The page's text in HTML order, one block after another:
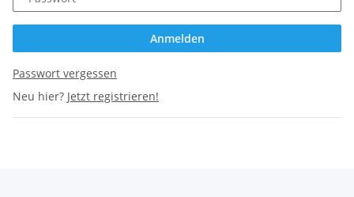
Anmelden
Passwort vergessen
Neu hier? Jetzt registrieren!